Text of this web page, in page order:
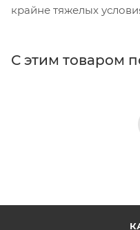
крайне тяжелых
С этим товаром